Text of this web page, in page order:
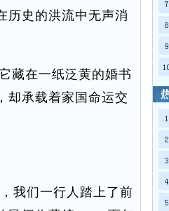
历史的洪流中无声消
藏在一纸泛黄的婚书
却承载着家国命运交
我们一行人踏上了前